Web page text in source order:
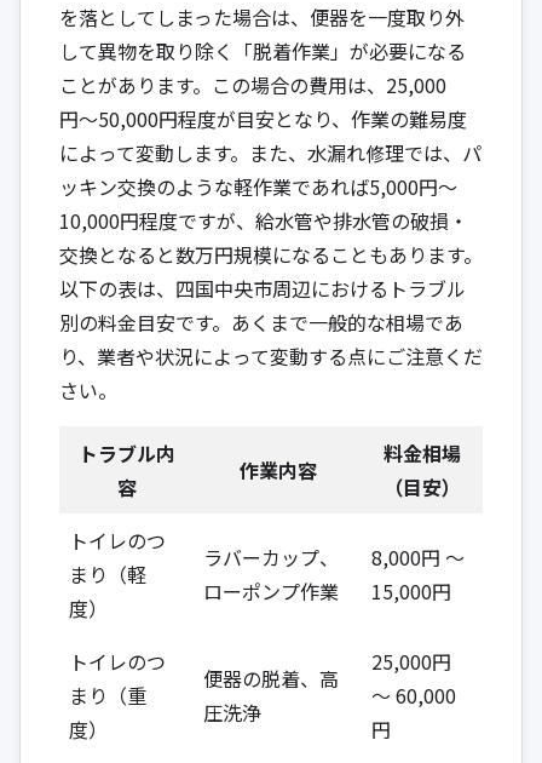
を落としてしまった場合は、便器を一度取り外
して異物を取り除く「脱着作業」が必要になる
ことがあります。この場合の費用は、25,000
円〜50,000円程度が目安となり、作業の難易度
によって変動します。また、水漏れ修理では、パ
ッキン交換のような軽作業であれば5,000円〜
10,000円程度ですが、給水管や排水管の破損・
交換となると数万円規模になることもあります。
以下の表は、四国中央市周辺におけるトラブル
別の料金目安です。あくまで一般的な相場であ
り、業者や状況によって変動する点にご注意くだ
さい。
トラブル内
容
作業内容
料金相場
（目安）
トイレのつ
まり（軽
度）
ラバーカップ、
ローポンプ作業
8,000円 ～
15,000円
トイレのつ
まり（重
度）
便器の脱着、高
圧洗浄
25,000円
～ 60,000
円